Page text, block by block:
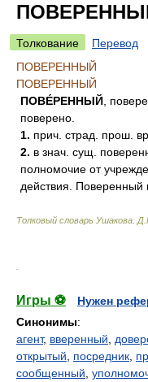
Толкование
Перевод
ПОВЕРЕННЫЙ
ПОВЕРЕННЫЙ
ПОВЕ́РЕННЫЙ ,
поверено.
1. прич. страд. прош.
2. в знач. сущ.
полномочие от
действия. Поверенный
Толковый словарь Ушакова
Игры ⚽
Нужен
Синонимы:
агент, вверенный
открытый
посредник
сообщенный